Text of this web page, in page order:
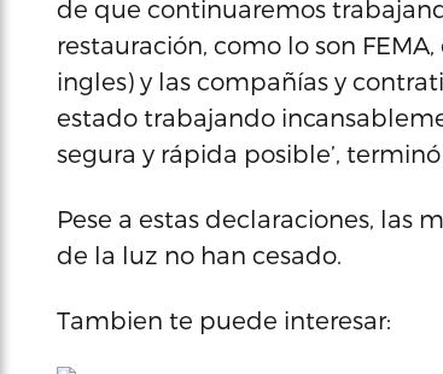
de que continuaremos
restauración, como lo son
ingles) y las compañías y
estado trabajando
segura y rápida posible’,
Pese a estas declaraciones, las
de la luz no han cesado.
Tambien te puede interesar: